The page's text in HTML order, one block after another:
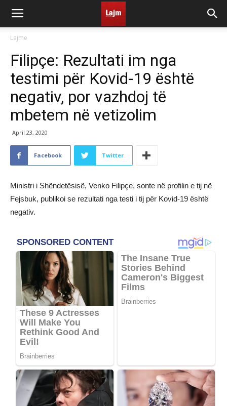
Lajme
Filipçe: Rezultati im nga
testimi për Kovid-19 është
negativ, por vazhdoj të
mbetem në vetizolim
April 23, 2020
Facebook Twitter
Ministri i Shëndetësisë, Venko Filipçe, sonte në profilin e tij në
Fejsbuk, publikoi se rezultati nga testi i tij për Kovid-19 është
negativ.